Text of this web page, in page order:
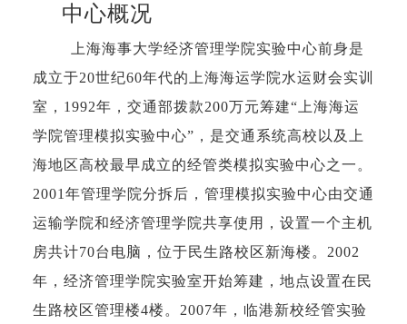
中心概况
上海海事大学经济管理学院实验中心前身是
成立于20世纪60年代的上海海运学院水运财会实训
室，1992年，交通部拨款200万元筹建“上海海运
学院管理模拟实验中心”，是交通系统高校以及上
海地区高校最早成立的经管类模拟实验中心之一。
2001年管理学院分拆后，管理模拟实验中心由交通
运输学院和经济管理学院共享使用，设置一个主机
房共计70台电脑，位于民生路校区新海楼。2002
年，经济管理学院实验室开始筹建，地点设置在民
生路校区管理楼4楼。2007年，临港新校经管实验